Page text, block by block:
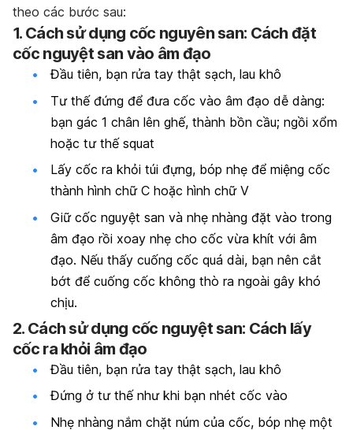
theo các bước sau:
1. Cách sử dụng cốc nguyên san: Cách đặt
cốc nguyệt san vào âm đạo
Đầu tiên, bạn rửa tay thật sạch, lau khô
Tư thế đứng để đưa cốc vào âm đạo dễ dàng:
bạn gác 1 chân lên ghế, thành bồn cầu; ngồi xổm
hoặc tư thế squat
Lấy cốc ra khỏi túi đựng, bóp nhẹ để miệng cốc
thành hình chữ C hoặc hình chữ V
Giữ cốc nguyệt san và nhẹ nhàng đặt vào trong
âm đạo rồi xoay nhẹ cho cốc vừa khít với âm
đạo. Nếu thấy cuống cốc quá dài, bạn nên cắt
bớt để cuống cốc không thò ra ngoài gây khó
chịu.
2. Cách sử dụng cốc nguyệt san: Cách lấy
cốc ra khỏi âm đạo
Đầu tiên, bạn rửa tay thật sạch, lau khô
Đứng ở tư thế như khi bạn nhét cốc vào
Nhẹ nhàng nắm chặt núm của cốc, bóp nhẹ một